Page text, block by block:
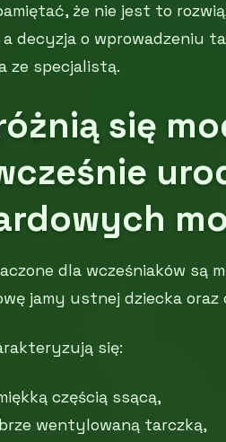
że nie jest to
decyzja o wprowadzeniu
ze specjalistą.
się
dla wcześniaków są
jamy ustnej dziecka oraz
się:
częścią ssącą,
wentylowaną tarczką,